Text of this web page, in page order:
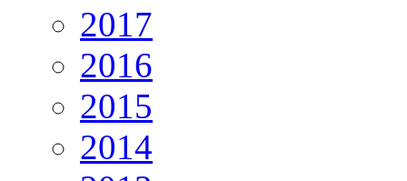
2017
2016
2015
2014